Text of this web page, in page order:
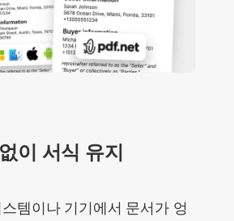
이 서식 유지
템이나 기기에서 문서가 엉